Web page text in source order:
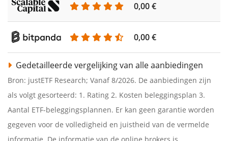
0,00 €
0,00 €
Gedetailleerde vergelijking van alle aanbiedingen
Bron: justETF Research; Vanaf 8/2026. De aanbiedingen zijn
als volgt gesorteerd: 1. Rating 2. Kosten beleggingsplan 3.
Aantal ETF-beleggingsplannen. Er kan geen garantie worden
gegeven voor de volledigheid en juistheid van de vermelde